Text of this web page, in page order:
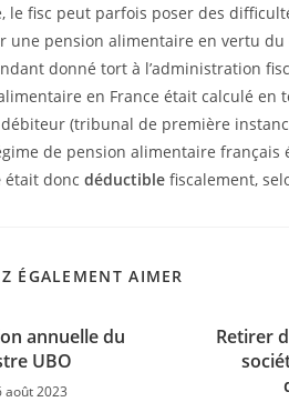
le fisc peut parfois poser des
une pension alimentaire en vertu
donné tort à l’administration
en France était calculé en
(tribunal de première
de pension alimentaire français
était donc déductiblefiscalement,
ÉGALEMENT AIMER
annuelle du
UBO
août 2023
Retirer